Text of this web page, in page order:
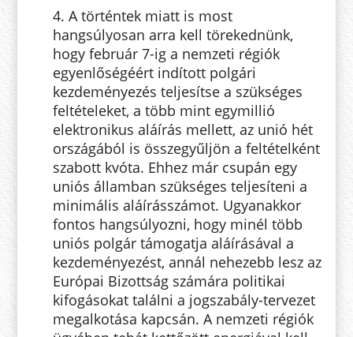
4. A történtek miatt is most
hangsúlyosan arra kell törekednünk,
hogy február 7-ig a nemzeti régiók
egyenlőségéért indított polgári
kezdeményezés teljesítse a szükséges
feltételeket, a több mint egymillió
elektronikus aláírás mellett, az unió hét
országából is összegyűljön a feltételként
szabott kvóta. Ehhez már csupán egy
uniós államban szükséges teljesíteni a
minimális aláírásszámot. Ugyanakkor
fontos hangsúlyozni, hogy minél több
uniós polgár támogatja aláírásával a
kezdeményezést, annál nehezebb lesz az
Európai Bizottság számára politikai
kifogásokat találni a jogszabály-tervezet
megalkotása kapcsán. A nemzeti régiók